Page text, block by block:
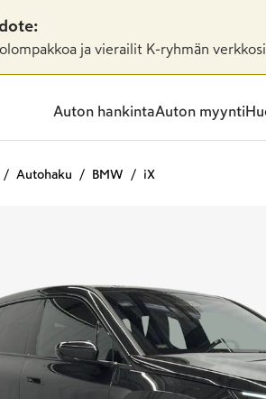
ja vierailit K-ryhmän
Auton hankintaAuton myynti
Autohaku BMW iX